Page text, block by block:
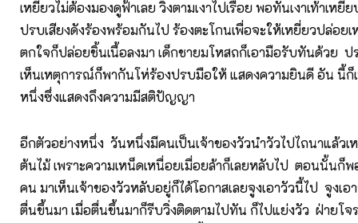
เหยี่ยวไม่ต้องมองดูฟ้าเลย วิ่งตามเงาไปเรื่อย พอทันเงาเท้าเหยี
ปรบเสียงดังร้องพร้อมกันไป ร้องตะโกนเพื่อจะให้เหยี่ยวปล่อย
ตกใจก็ปล่อยชิ้นเนื้อลงมา เด็กชายมโหสถก็เอามือรับทันด้วย ป
เห็นเหตุการณ์ก็พากันโห่ร้องปรบมือให้ แสดงความยินดี อัน นี้ก็
หนึ่งซึ่งแสดงถึงความมีสติปัญญา
อีกตัวอย่างหนึ่ง วันหนึ่งมีคนเป็นเจ้าของวัวนำวัวไปไถนาแล้วเ
ต้นไม้ เพราะความเหน็ดเหนื่อยเมื่อยล้าก็เลยหลับไป ตอนนั้นก็
คน มาเห็นเจ้าของวัวหลับอยู่ก็ได้โอกาสเลยจูงเอาวัวนี้ไป จูงเอ
ตื่นขึ้นมา เมื่อตื่นขึ้นมาก็รีบวิ่งติดตามไปทัน ก็ไปแย่งวัว ฝ่ายโจ